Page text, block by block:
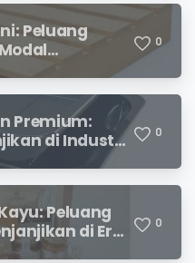
Peluang
Keuntungan
0
Premium:
di Industri
0
Peluang
di Era
0